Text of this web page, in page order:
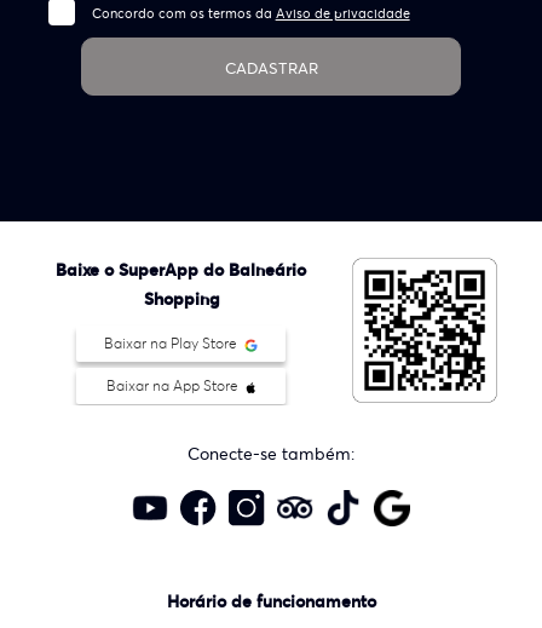
Concordo com os termos da Aviso de privacidade
CADASTRAR
Baixe o SuperApp do Balneário
Shopping
Baixar na Play Store
Baixar na App Store
Conecte-se também:
Horário de funcionamento